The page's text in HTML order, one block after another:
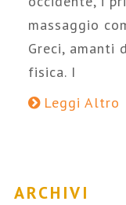
massaggio
Greci,
fisica. I
Leggi Altro
ARCHIVI